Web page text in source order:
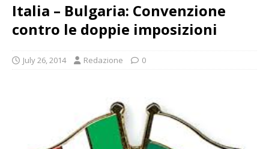
Italia – Bulgaria: Convenzione
contro le doppie imposizioni
July 26, 2014 Redazione 0